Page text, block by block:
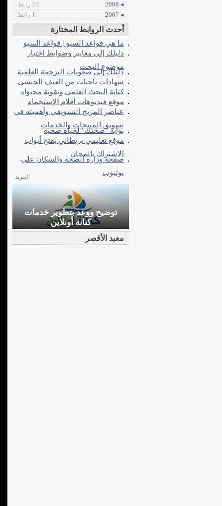
◂ 2008
25 رابط
◂ 2007
1 رابط
أحدث الروابط المختارة
ما هي قواعد السيو | قواعد السيو
دليلك إلى معايير وضوابط اختيار
موضوع البحث
دليلك إلى صعوبات الترجمة العلمية
شهادات ناجيات من العنف الجنسي
كتابة البحث العلمي وتقوية محتواه
موقع فيديوهات أفلام الإستجمام
عناصر المزيج التسويقي وأهميته في
تسويق المنتجات والخدمات
بوابة "صحتك" لحياة صحية
موقع تعليمي بريطاني يفتح أبواب
الاشتراك بالمجان
صفحة وزارة الصحة والسكان على
المزيد
توضيح ووعد بتطوير خدمات
كنانة أونلاين
معبد الأقصر